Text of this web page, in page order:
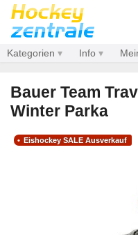
Kategorien Info
Bauer Team
Winter Parka
Eishockey SALE Ausverkauf